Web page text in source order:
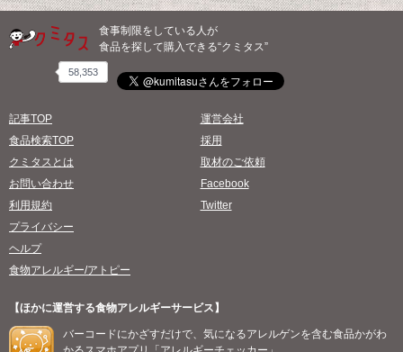
食事制限をしている人が
食品を探して購入できる“クミタス”
58,353
記事TOP
食品検索TOP
クミタスとは
お問い合わせ
利用規約
プライバシー
ヘルプ
食物アレルギー/アトピー
運営会社
採用
取材のご依頼
Facebook
Twitter
【ほかに運営する食物アレルギーサービス】
バーコードにかざすだけで、気になるアレルゲンを含む食品かがわ